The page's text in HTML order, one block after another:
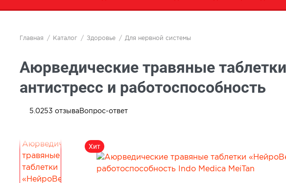
Категории
Тонизирующие и общеукрепляющие
От паразитов
Для сердца и сосудов
Для коррекции веса
Детокс и лимфодренаж
Для нервной системы
Категории
Кремы
Специальный уход
Сопутствующие товары
Кремы для тела
Сопутствующие
Главная Каталог Здоровье Для нервной системы
Аюрведические травяные
антистресс и работоспособность
5.0253 отзыва Вопрос-ответ
Хит